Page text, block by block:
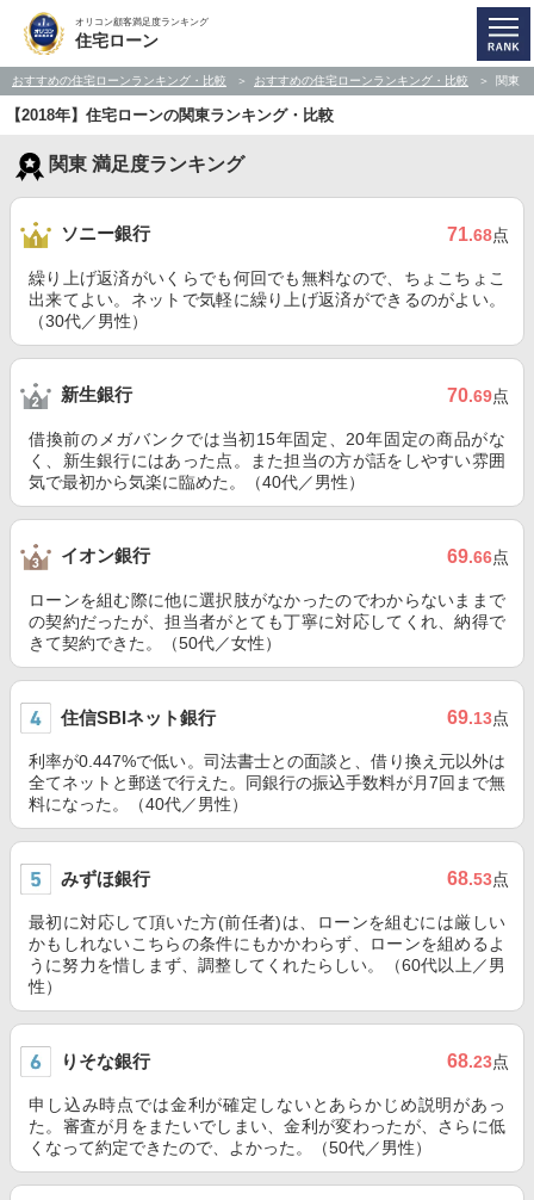
オリコン顧客満足度ランキング
住宅ローン
おすすめの住宅ローンランキング・比較 おすすめの住宅ローンランキング・比較 関東
【2018年】住宅ローンの関東ランキング・比較
関東 満足度ランキング
ソニー銀行 71.68点
繰り上げ返済がいくらでも何回でも無料なので、ちょこちょこ
出来てよい。ネットで気軽に繰り上げ返済ができるのがよい。
（30代／男性）
新生銀行 70.69点
借換前のメガバンクでは当初15年固定、20年固定の商品がな
く、新生銀行にはあった点。また担当の方が話をしやすい雰囲
気で最初から気楽に臨めた。（40代／男性）
イオン銀行 69.66点
ローンを組む際に他に選択肢がなかったのでわからないままで
の契約だったが、担当者がとても丁寧に対応してくれ、納得で
きて契約できた。（50代／女性）
住信SBIネット銀行 69.13点
利率が0.447%で低い。司法書士との面談と、借り換え元以外は
全てネットと郵送で行えた。同銀行の振込手数料が月7回まで無
料になった。（40代／男性）
みずほ銀行 68.53点
最初に対応して頂いた方(前任者)は、ローンを組むには厳しい
かもしれないこちらの条件にもかかわらず、ローンを組めるよ
うに努力を惜しまず、調整してくれたらしい。（60代以上／男
性）
りそな銀行 68.23点
申し込み時点では金利が確定しないとあらかじめ説明があっ
た。審査が月をまたいでしまい、金利が変わったが、さらに低
くなって約定できたので、よかった。（50代／男性）